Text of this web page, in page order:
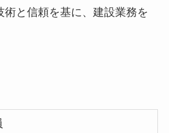
術と信頼を基に、建設業務を